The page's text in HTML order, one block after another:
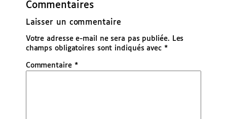
Commentaires
Laisser un commentaire
Votre adresse e-mail ne sera pas publiée.
Les
champs obligatoires sont indiqués avec *
Commentaire *